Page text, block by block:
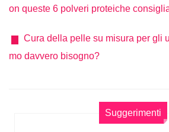
on queste 6 polveri proteiche
Cura della pelle su misura per gli
mo davvero bisogno?
Suggerimenti